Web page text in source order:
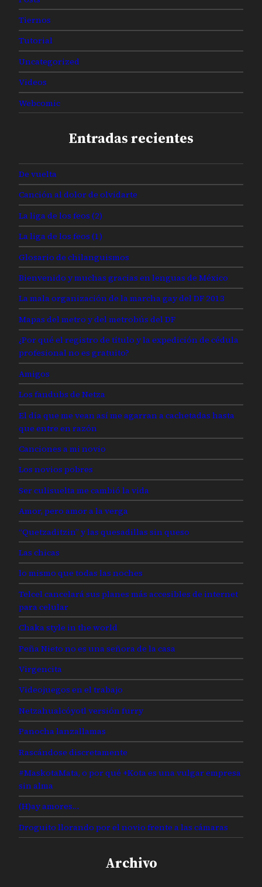
Tiernos
Tutorial
Uncategorized
Videos
Webcomic
Entradas recientes
De vuelta
Canción al dolor de olvidarte
La liga de los feos (2)
La liga de los feos (1)
Glosario de chilanguismos
Bienvenido y muchas gracias en lenguas de México
La mala organización de la marcha gay del DF 2013
Mapas del metro y del metrobús del DF
¿Por qué el registro de título y la expedición de cédula
profesional no es gratuito?
Amigos
Los fandubs de Netza
El día que me vean así me agarran a cachetadas hasta
que entre en razón
Canciones a mi novio
Los novios pobres
Ser culisuelta me cambió la vida
Amor, pero amor a la verga
“Quetzaditzin” y las quesadillas sin queso
Las chicas
lo mismo que todas las noches
Telcel cancelará sus planes más accesibles de internet
para celular
Chaka style in the world
Peña Nieto no es una señora de la casa
Virgencita
Videojuegos en el trabajo
Netzahualcóyotl versión furry
Panocha lanzallamas
Rascándose discretamente
#MaskotaMata, o por qué +Kota es una vulgar empresa
sin alma
(H)ay amores…
Droguito llorando por el novio frente a las cámaras
Archivo